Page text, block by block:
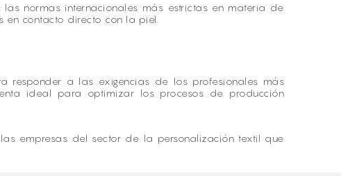
normas internacionales más estrictas en materia de
en contacto directo con la piel.
responder a las exigencias de los profesionales más
ideal para optimizar los procesos de producción
empresas del sector de la personalización textil que